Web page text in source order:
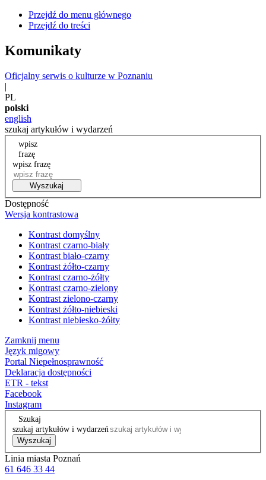
Przejdź do menu głównego
Przejdź do treści
Komunikaty
Oficjalny serwis o kulturze w Poznaniu
|
PL
polski
english
szukaj artykułów i wydarzeń
wpisz
frazę
wpisz frazę
Wyszukaj
Dostępność
Wersja kontrastowa
Kontrast domyślny
Kontrast czarno-biały
Kontrast biało-czarny
Kontrast żółto-czarny
Kontrast czarno-żółty
Kontrast czarno-zielony
Kontrast zielono-czarny
Kontrast żółto-niebieski
Kontrast niebiesko-żółty
Zamknij menu
Język migowy
Portal Niepełnosprawność
Deklaracja dostępności
ETR - tekst
Facebook
Instagram
Szukaj
szukaj artykułów i wydarzeń
Wyszukaj
Linia miasta Poznań
61 646 33 44